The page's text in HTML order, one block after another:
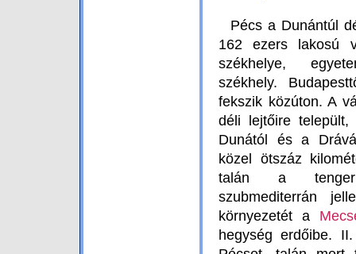
Pécs a Dunántúl
162 ezers lakosú
székhelye,
székhely.
fekszik közúton. A
déli lejtőire
Dunától és a
közel ötszáz
talán a
szubmediterrán
környezetét a
hegység erdőibe.